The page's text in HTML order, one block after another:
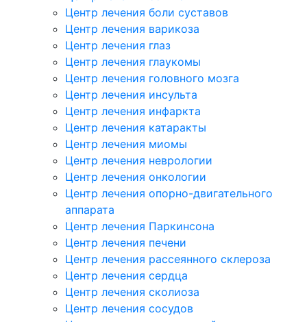
Центр лечения боли суставов
Центр лечения варикоза
Центр лечения глаз
Центр лечения глаукомы
Центр лечения головного мозга
Центр лечения инсульта
Центр лечения инфаркта
Центр лечения катаракты
Центр лечения миомы
Центр лечения неврологии
Центр лечения онкологии
Центр лечения опорно-двигательного
аппарата
Центр лечения Паркинсона
Центр лечения печени
Центр лечения рассеянного склероза
Центр лечения сердца
Центр лечения сколиоза
Центр лечения сосудов